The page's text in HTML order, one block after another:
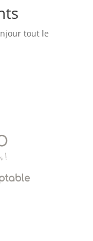
tout le